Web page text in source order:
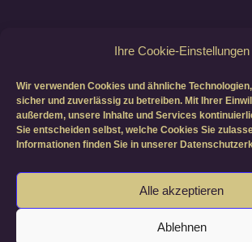
Ihre Cookie-Einstellungen
Wir verwenden Cookies und ähnliche
sicher und zuverlässig zu betreiben. Mit Ihrer
außerdem, unsere Inhalte und Services
Sie entscheiden selbst, welche Cookies Sie
Informationen finden Sie in unserer
Alle akzeptieren
Ablehnen
- Auswärtiges Amt -
Reise- und
Copyright © All Rights Reserved
LLC
(Social-Media- &